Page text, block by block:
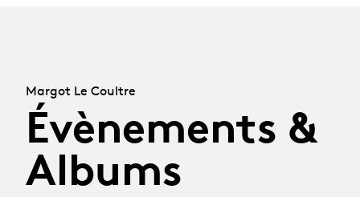
Margot Le Coultre
Évènements &
Albums